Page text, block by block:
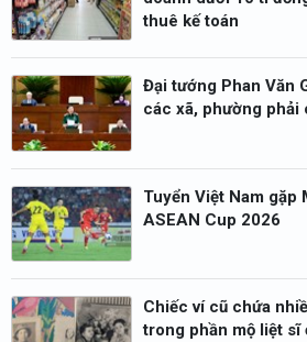
thuê kế toán
Đại tướng Phan Văn
các xã, phường phải
Tuyển Việt Nam gặp
ASEAN Cup 2026
Chiếc ví cũ chứa
trong phần mộ liệt sĩ